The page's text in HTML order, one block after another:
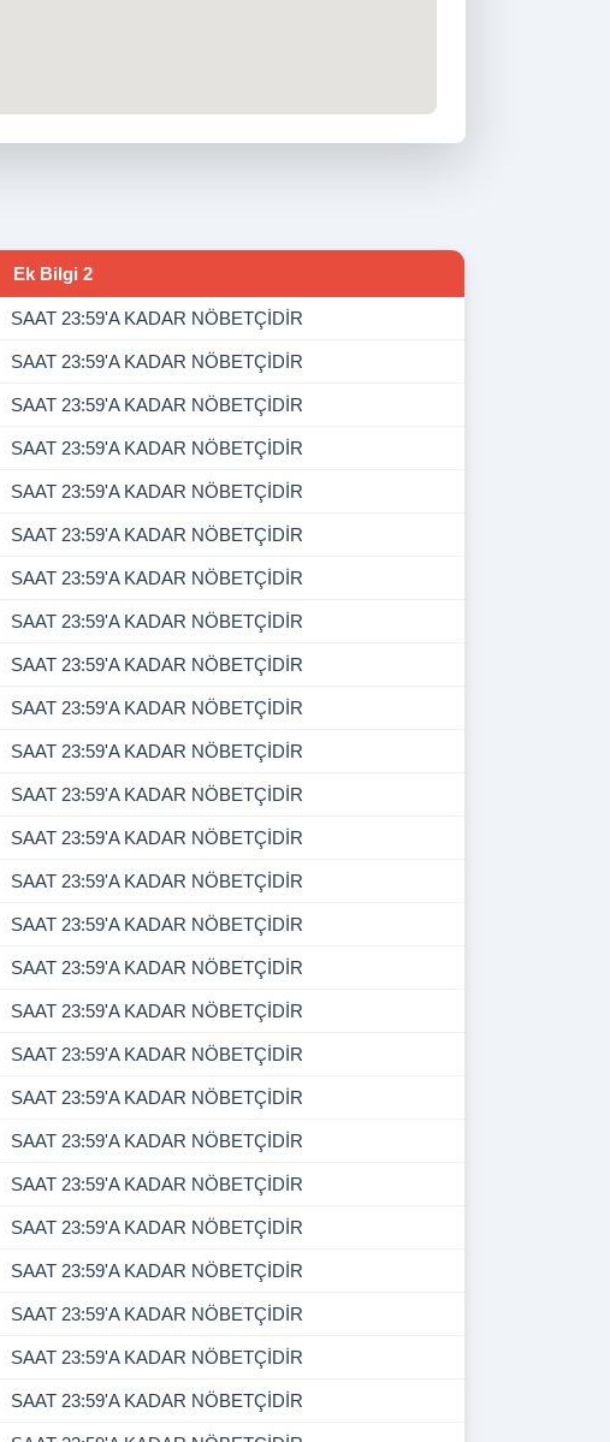
Ek Bilgi 2
SAAT 23:59'A KADAR NÖBETÇİDİR
SAAT 23:59'A KADAR NÖBETÇİDİR
SAAT 23:59'A KADAR NÖBETÇİDİR
SAAT 23:59'A KADAR NÖBETÇİDİR
SAAT 23:59'A KADAR NÖBETÇİDİR
SAAT 23:59'A KADAR NÖBETÇİDİR
SAAT 23:59'A KADAR NÖBETÇİDİR
SAAT 23:59'A KADAR NÖBETÇİDİR
SAAT 23:59'A KADAR NÖBETÇİDİR
SAAT 23:59'A KADAR NÖBETÇİDİR
SAAT 23:59'A KADAR NÖBETÇİDİR
SAAT 23:59'A KADAR NÖBETÇİDİR
SAAT 23:59'A KADAR NÖBETÇİDİR
SAAT 23:59'A KADAR NÖBETÇİDİR
SAAT 23:59'A KADAR NÖBETÇİDİR
SAAT 23:59'A KADAR NÖBETÇİDİR
SAAT 23:59'A KADAR NÖBETÇİDİR
SAAT 23:59'A KADAR NÖBETÇİDİR
SAAT 23:59'A KADAR NÖBETÇİDİR
SAAT 23:59'A KADAR NÖBETÇİDİR
SAAT 23:59'A KADAR NÖBETÇİDİR
SAAT 23:59'A KADAR NÖBETÇİDİR
SAAT 23:59'A KADAR NÖBETÇİDİR
SAAT 23:59'A KADAR NÖBETÇİDİR
SAAT 23:59'A KADAR NÖBETÇİDİR
SAAT 23:59'A KADAR NÖBETÇİDİR